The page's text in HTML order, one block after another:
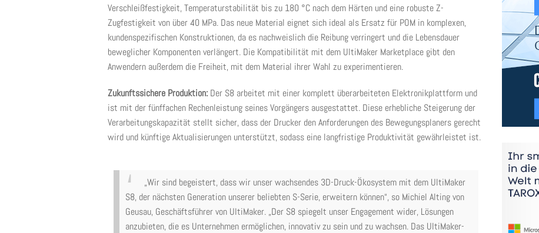
Verschleißfestigkeit, Temperaturstabilität bis zu 180 °C nach dem Härten und eine robuste Z-
Zugfestigkeit von über 40 MPa. Das neue Material eignet sich ideal als Ersatz für POM in komplexen,
kundenspezifischen Konstruktionen, da es nachweislich die Reibung verringert und die Lebensdauer
beweglicher Komponenten verlängert. Die Kompatibilität mit dem UltiMaker Marketplace gibt den
Anwendern außerdem die Freiheit, mit dem Material ihrer Wahl zu experimentieren.
Zukunftssichere Produktion: Der S8 arbeitet mit einer komplett überarbeiteten Elektronikplattform und
ist mit der fünffachen Rechenleistung seines Vorgängers ausgestattet. Diese erhebliche Steigerung der
Verarbeitungskapazität stellt sicher, dass der Drucker den Anforderungen des Bewegungsplaners gerecht
wird und künftige Aktualisierungen unterstützt, sodass eine langfristige Produktivität gewährleistet ist.
„Wir sind begeistert, dass wir unser wachsendes 3D-Druck-Ökosystem mit dem UltiMaker
S8, der nächsten Generation unserer beliebten S-Serie, erweitern können“, so Michiel Alting von
Geusau, Geschäftsführer von UltiMaker. „Der S8 spiegelt unser Engagement wider, Lösungen
anzubieten, die es Unternehmen ermöglichen, innovativ zu sein und zu wachsen. Das UltiMaker-